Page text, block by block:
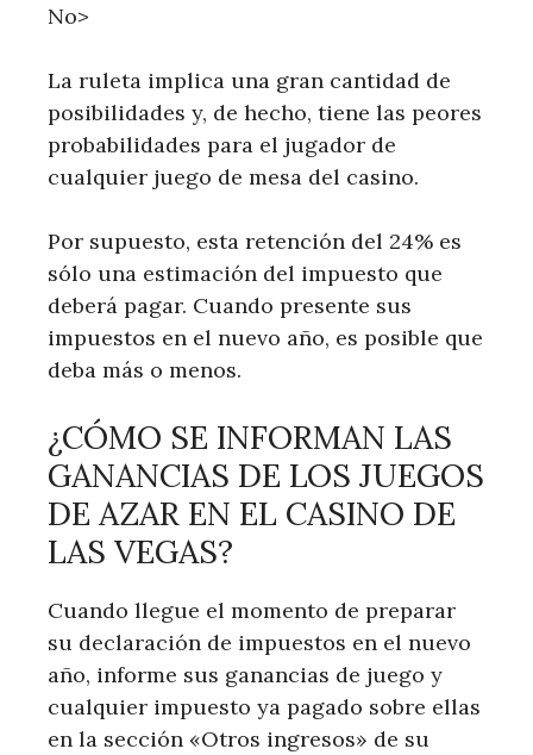
No>
La ruleta implica una gran cantidad de
posibilidades y, de hecho, tiene las peores
probabilidades para el jugador de
cualquier juego de mesa del casino.
Por supuesto, esta retención del 24% es
sólo una estimación del impuesto que
deberá pagar. Cuando presente sus
impuestos en el nuevo año, es posible que
deba más o menos.
¿CÓMO SE INFORMAN LAS
GANANCIAS DE LOS JUEGOS
DE AZAR EN EL CASINO DE
LAS VEGAS?
Cuando llegue el momento de preparar
su declaración de impuestos en el nuevo
año, informe sus ganancias de juego y
cualquier impuesto ya pagado sobre ellas
en la sección «Otros ingresos» de su